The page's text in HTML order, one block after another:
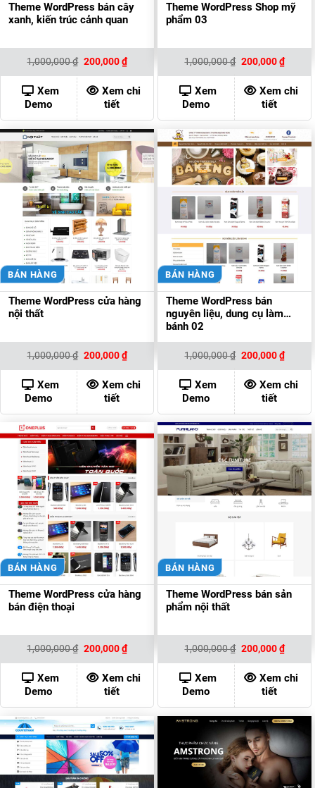
Theme WordPress bán cây
xanh, kiến trúc cảnh quan
1,000,000₫ Giá
là:
1,000,000 ₫.
200,000₫Giá
hiện
tại
là:
200,000 ₫.
Xem
Demo
Xem chi
tiết
Theme WordPress Shop mỹ
phẩm 03
1,000,000₫ Giá
là:
1,000,000 ₫.
200,000₫Giá
hiện
tại
là:
Xem
Demo
Xem chi
tiết
BÁN HÀNG
Theme WordPress cửa hàng
nội thất
1,000,000₫ Giá
gốc
là:
1,000,000 ₫.
200,000₫Giá
hiện
tại
là:
200,000 ₫.
Xem
Demo
Xem chi
tiết
BÁN HÀNG
Theme WordPress bán
nguyên liệu, dung cụ làm
bánh 02
1,000,000₫ Giá
gốc
là:
1,000,000 ₫.
200,000₫Giá
hiện
tại
là:
Xem
Demo
Xem chi
tiết
BÁN HÀNG
Theme WordPress cửa hàng
bán điện thoại
1,000,000₫ Giá
là:
1,000,000 ₫.
200,000₫Giá
hiện
tại
là:
200,000 ₫.
Xem
Demo
Xem chi
tiết
BÁN HÀNG
Theme WordPress bán sản
phẩm nội thất
1,000,000₫ Giá
là:
1,000,000 ₫.
200,000₫Giá
hiện
tại
là:
Xem
Demo
Xem chi
tiết